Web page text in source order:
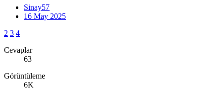
Sinay57
16 May 2025
2 3 4
Cevaplar
63
Görüntüleme
6K